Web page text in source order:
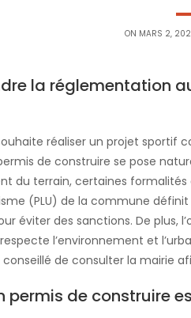
ON MARS 2,
la réglementation
réaliser un projet sportif
de construire se pose
du terrain, certaines
(PLU) de la commune
éviter des sanctions. De plus,
l’environnement et
conseillé de consulter la mairie
permis de construire